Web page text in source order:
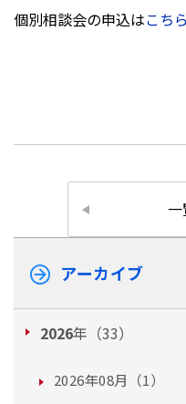
個別相談会の申込はこちら
アーカイブ
2026年（33）
2026年08月（1）